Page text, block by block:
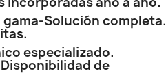
gama-Solución completa.
especializado.
de